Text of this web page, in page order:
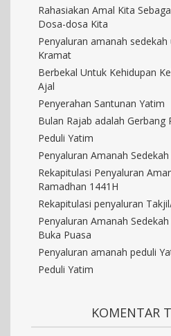
Rahasiakan Amal Kita
Dosa-dosa Kita
Penyaluran amanah
Kramat
Berbekal Untuk Kehidupan
Ajal
Penyerahan Santunan Yatim
Bulan Rajab adalah Gerbang
Peduli Yatim
Penyaluran Amanah
Rekapitulasi Penyaluran
Ramadhan 1441H
Rekapitulasi penyaluran
Penyaluran Amanah
Buka Puasa
Penyaluran amanah peduli
Peduli Yatim
KOMENTAR